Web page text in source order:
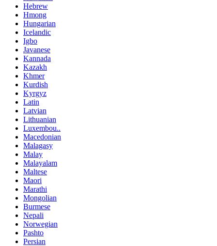
Hebrew
Hmong
Hungarian
Icelandic
Igbo
Javanese
Kannada
Kazakh
Khmer
Kurdish
Kyrgyz
Latin
Latvian
Lithuanian
Luxembou..
Macedonian
Malagasy
Malay
Malayalam
Maltese
Maori
Marathi
Mongolian
Burmese
Nepali
Norwegian
Pashto
Persian